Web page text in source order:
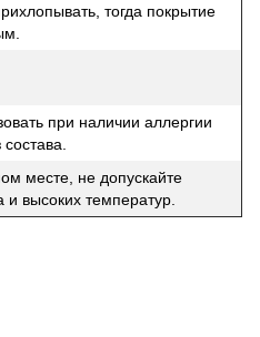
тогда покрытие
при наличии аллергии
месте, не допускайте
и высоких температур.